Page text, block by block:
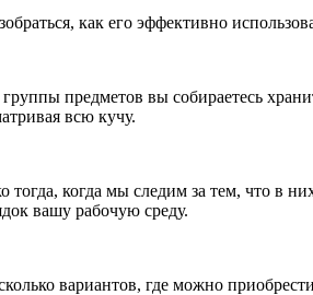
как его эффективно
предметов вы собираетесь
всю кучу.
тогда, когда мы следим за тем, что в
вашу рабочую среду.
вариантов, где можно